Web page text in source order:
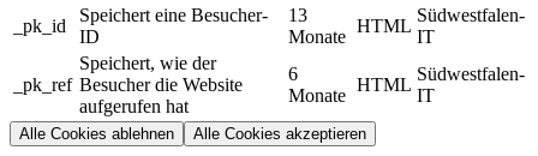
_pk_id
Speichert eine Besucher-
ID
13
Monate
HTML
Südwestfalen-
IT
_pk_ref
Speichert, wie der
Besucher die Website
aufgerufen hat
6
Monate
HTML
Südwestfalen-
IT
Alle Cookies ablehnen Alle Cookies akzeptieren